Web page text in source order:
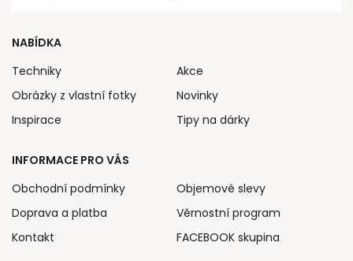
NABÍDKA
Techniky
Obrázky z vlastní fotky
Inspirace
Akce
Novinky
Tipy na dárky
INFORMACE PRO VÁS
Obchodní podmínky
Doprava a platba
Kontakt
Objemové slevy
Věrnostní program
FACEBOOK skupina